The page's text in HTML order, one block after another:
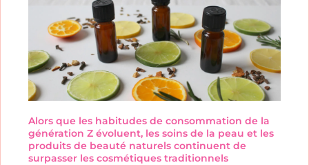
Alors que les habitudes de consommation de la
génération Z évoluent, les soins de la peau et les
produits de beauté naturels continuent de
surpasser les cosmétiques traditionnels